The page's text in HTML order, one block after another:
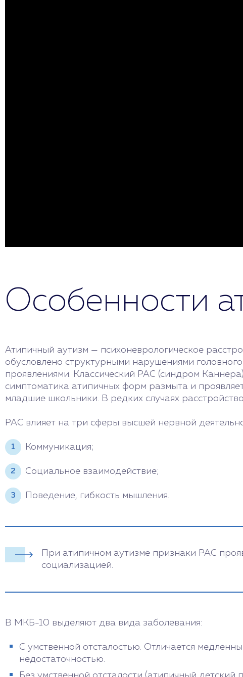
Особенности
Атипичный аутизм — психоневрологическое
обусловлено структурными нарушениями
проявлениями. Классический РАС (синдром
симптоматика атипичных форм размыта и
младшие школьники. В редких случаях
РАС влияет на три сферы высшей нервной
Коммуникация;
Социальное взаимодействие;
Поведение, гибкость мышления.
При атипичном аутизме признаки РАС
социализацией.
В МКБ-10 выделяют два вида заболевания:
С умственной отсталостью. Отличается
недостаточностью.